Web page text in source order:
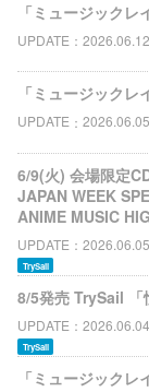
「ミュージック
UPDATE 2026.06.12
「ミュージック
UPDATE 2026.06.05
6/9(火) 会場限定
JAPAN WEEK
ANIME MUSIC
UPDATE 2026.06.05
TrySail
8/5発売 TrySail 「
UPDATE 2026.06.04
TrySail
「ミュージック